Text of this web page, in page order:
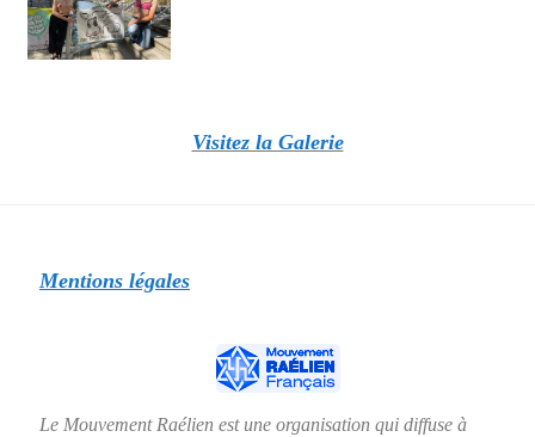
Visitez la Galerie
Mentions légales
Le Mouvement Raélien est une organisation qui diffuse à